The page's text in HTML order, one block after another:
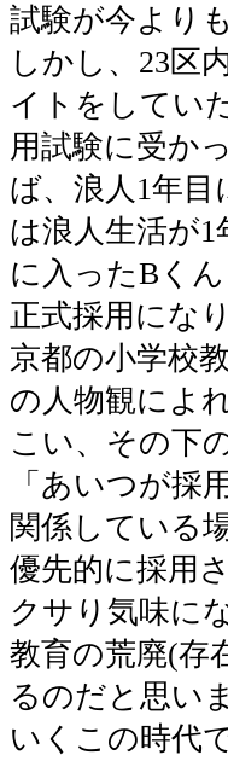
試験が今より
しかし、23区
イトをしてい
用試験に受か
ば、浪人1年
は浪人生活が
に入ったBく
正式採用にな
京都の小学校
の人物観によ
こい、その下
「あいつが採
関係している
優先的に採用
クサり気味に
教育の荒廃(存
るのだと思い
いくこの時代